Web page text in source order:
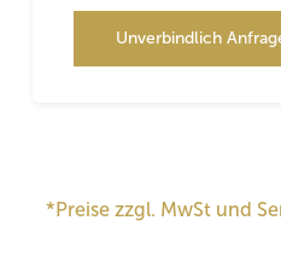
Unverbindlich
*Preise zzgl. MwSt und